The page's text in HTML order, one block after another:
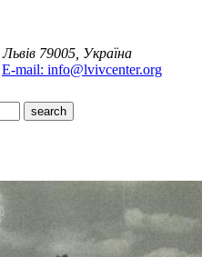
Львів 79005, Україна
E-mail: info@lvivcenter.org
search